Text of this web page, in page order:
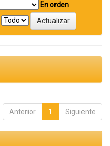
En orden
Anterior 1 Siguiente